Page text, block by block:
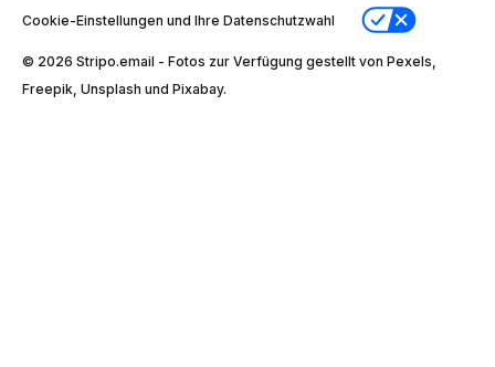
Cookie-Einstellungen und Ihre Datenschutzwahl
© 2026 Stripо.email - Fotos zur Verfügung gestellt von Pexels,
Freepik, Unsplash und Pixabay.